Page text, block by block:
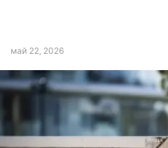
май 22, 2026